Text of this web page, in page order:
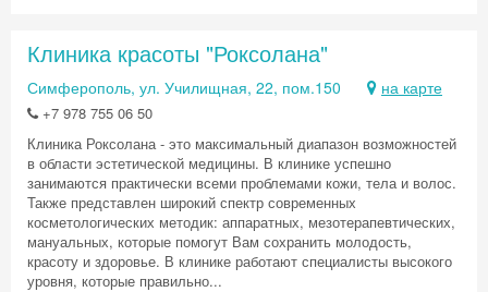
Клиника красоты "Роксолана"
Симферополь, ул. Училищная, 22, пом.150 на карте
+7 978 755 06 50
Клиника Роксолана - это максимальный диапазон возможностей
в области эстетической медицины. В клинике успешно
занимаются практически всеми проблемами кожи, тела и волос.
Также представлен широкий спектр современных
косметологических методик: аппаратных, мезотерапевтических,
мануальных, которые помогут Вам сохранить молодость,
красоту и здоровье. В клинике работают специалисты высокого
уровня, которые правильно...